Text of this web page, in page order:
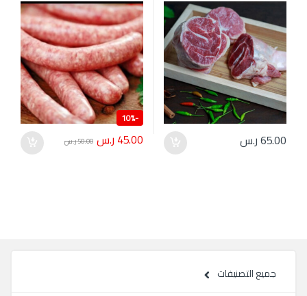
65.00ر.س
-
10%
45.00 ر.س 50.00ر.س
جميع التصنيفات